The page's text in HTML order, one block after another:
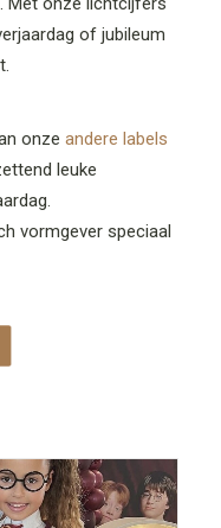
of jubileum
onze andere labels
leuke
vormgever speciaal